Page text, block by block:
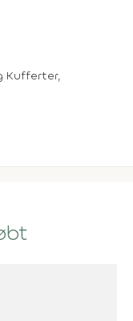
Kufferter,